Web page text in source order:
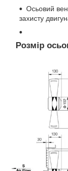
Осьовий
захисту
Розмір